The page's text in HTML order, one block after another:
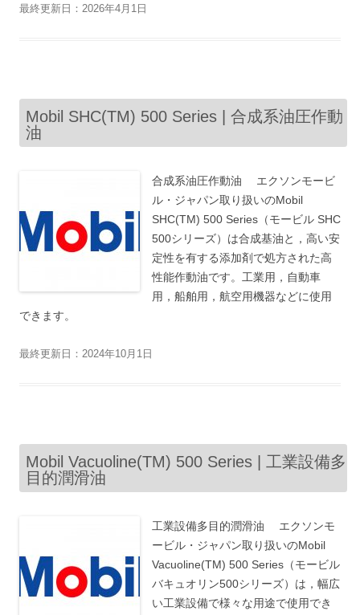
最終更新日：2026年4月1日
Mobil SHC(TM) 500 Series | 合成系油圧作動
油
合成系油圧作動油 エクソンモービ
ル・ジャパン取り扱いのMobil
SHC(TM) 500 Series（モービル SHC
500シリーズ）は合成基油と，高い安
定性を有する添加剤で処方された高
性能作動油です。工業用，自動車
用，船舶用，航空用機器などに使用
できます。
最終更新日：2024年10月1日
Mobil Vacuoline(TM) 500 Series | 工業設備多
目的潤滑油
工業設備多目的潤滑油 エクソンモ
ービル・ジャパン取り扱いのMobil
Vacuoline(TM) 500 Series（モービル
バキュオリン500シリーズ）は，幅広
い工業設備で様々な用途で使用でき